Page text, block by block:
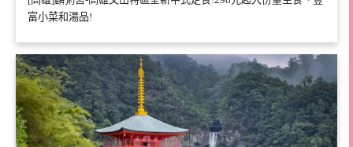
富小菜和湯品!